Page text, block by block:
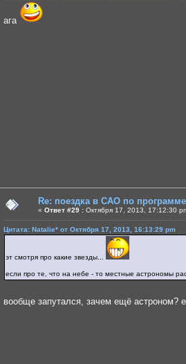
ага
Re: поездка в САО по
« Ответ #29 : Октября 17, 2013, 17:12:30
Цитата: Natalie* от Октября 17, 2013, 16:13:29 pm
эт смотря про какие звезды...
если про те, что на небе - то местные астрономы
вообще запутался, зачем ещё астроном?